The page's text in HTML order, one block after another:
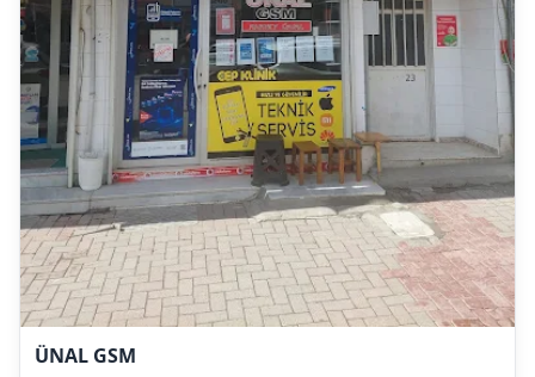
ÜNAL GSM